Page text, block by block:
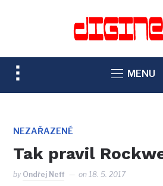
TOGGLE
SIDEBAR
NAVIGATION
MENU
NEZAŘAZENÉ
Tak pravil
by Ondřej Neff on18. 5. 2017